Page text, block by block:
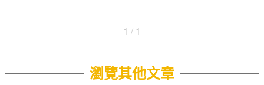
1 / 1
瀏覽其他文章